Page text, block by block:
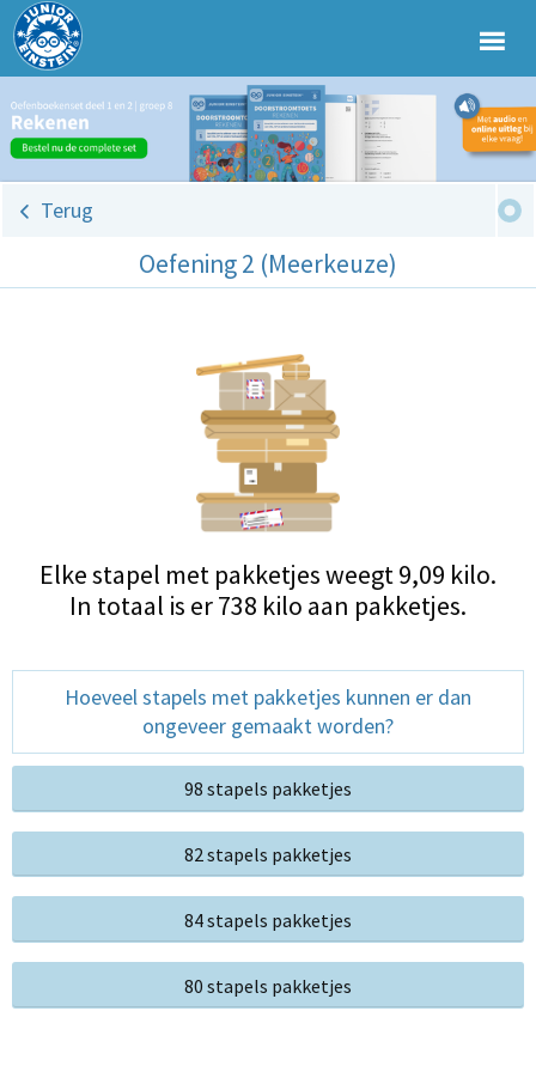
Terug
Oefening 2 (Meerkeuze)
Elke stapel met pakketjes weegt 9,09 kilo.
In totaal is er 738 kilo aan pakketjes.
Hoeveel stapels met pakketjes kunnen er dan
ongeveer gemaakt worden?
98 stapels pakketjes
82 stapels pakketjes
84 stapels pakketjes
80 stapels pakketjes